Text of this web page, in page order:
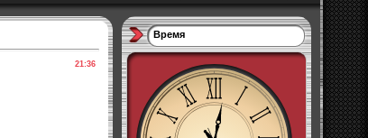
21:36
Время